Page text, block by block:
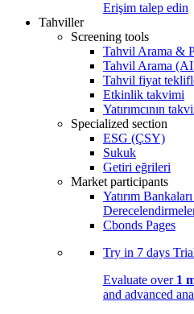
Erişim talep edin
Tahviller
Screening tools
Tahvil Arama &
Tahvil Arama
Tahvil fiyat
Etkinlik takvimi
Yatırımcının
Specialized section
ESG (ÇSY)
Sukuk
Getiri eğrileri
Market participants
Yatırım
Cbonds Pages
Try in 7 days
Evaluate over 1
and advanced